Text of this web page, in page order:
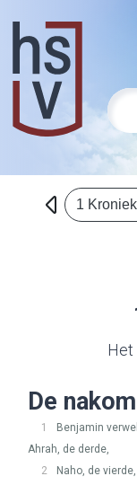
1
Het
De
1
Benjamin
Ahrah, de derde,
2
Naho, de